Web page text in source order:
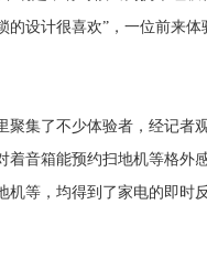
的设计很喜欢”，一位前来体
集了不少体验者，经记者
着音箱能预约扫地机等格外
机等，均得到了家电的即时